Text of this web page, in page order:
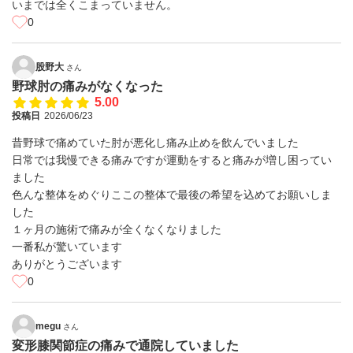
いまでは全くこまっていません。
0
股野大 さん
野球肘の痛みがなくなった
5.00
投稿日 2026/06/23
昔野球で痛めていた肘が悪化し痛み止めを飲んでいました
日常では我慢できる痛みですが運動をすると痛みが増し困ってい
ました
色んな整体をめぐりここの整体で最後の希望を込めてお願いしま
した
１ヶ月の施術で痛みが全くなくなりました
一番私が驚いています
ありがとうございます
0
megu さん
変形膝関節症の痛みで通院していました